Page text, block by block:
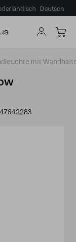
Deutsch
mit